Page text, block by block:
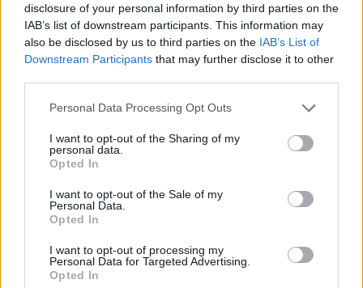
disclosure of your personal information by third parties on the
IAB’s list of downstream participants. This information may
also be disclosed by us to third parties on the IAB’s List of
Downstream Participants that may further disclose it to other
Please note that this website/app uses one or more Google
not limited to your visit or usage behaviour. You may click to
grant or deny consent to Google and its third-party tags to
use your data for below specified purposes in below Google
consent section.
Personal Data Processing Opt Outs
I want to opt-out of the Sharing of my
personal data.
Opted In
I want to opt-out of the Sale of my
Personal Data.
Opted In
I want to opt-out of processing my
Personal Data for Targeted Advertising.
Opted In
Η λειτουργία του Apple Watch που λίγοι γνωρίζουν και
ίσως σώσει ζωές